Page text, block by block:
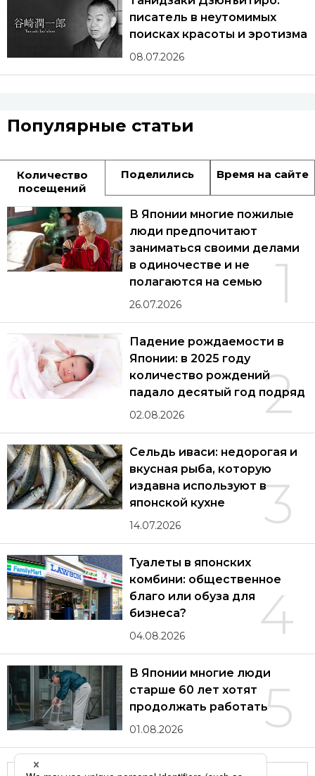
писатель в неутомимых
поисках красоты и эротизма
08.07.2026
Популярные статьи
Количество
посещений
Поделились Время на сайте
1
В Японии многие пожилые
люди предпочитают
заниматься своими делами
в одиночестве и не
полагаются на семью
26.07.2026
2
Падение рождаемости в
Японии: в 2025 году
количество рождений
падало десятый год подряд
02.08.2026
3
Сельдь иваси: недорогая и
вкусная рыба, которую
издавна используют в
японской кухне
14.07.2026
4
Туалеты в японских
комбини: общественное
благо или обуза для
бизнеса?
04.08.2026
5
В Японии многие люди
старше 60 лет хотят
продолжать работать
01.08.2026